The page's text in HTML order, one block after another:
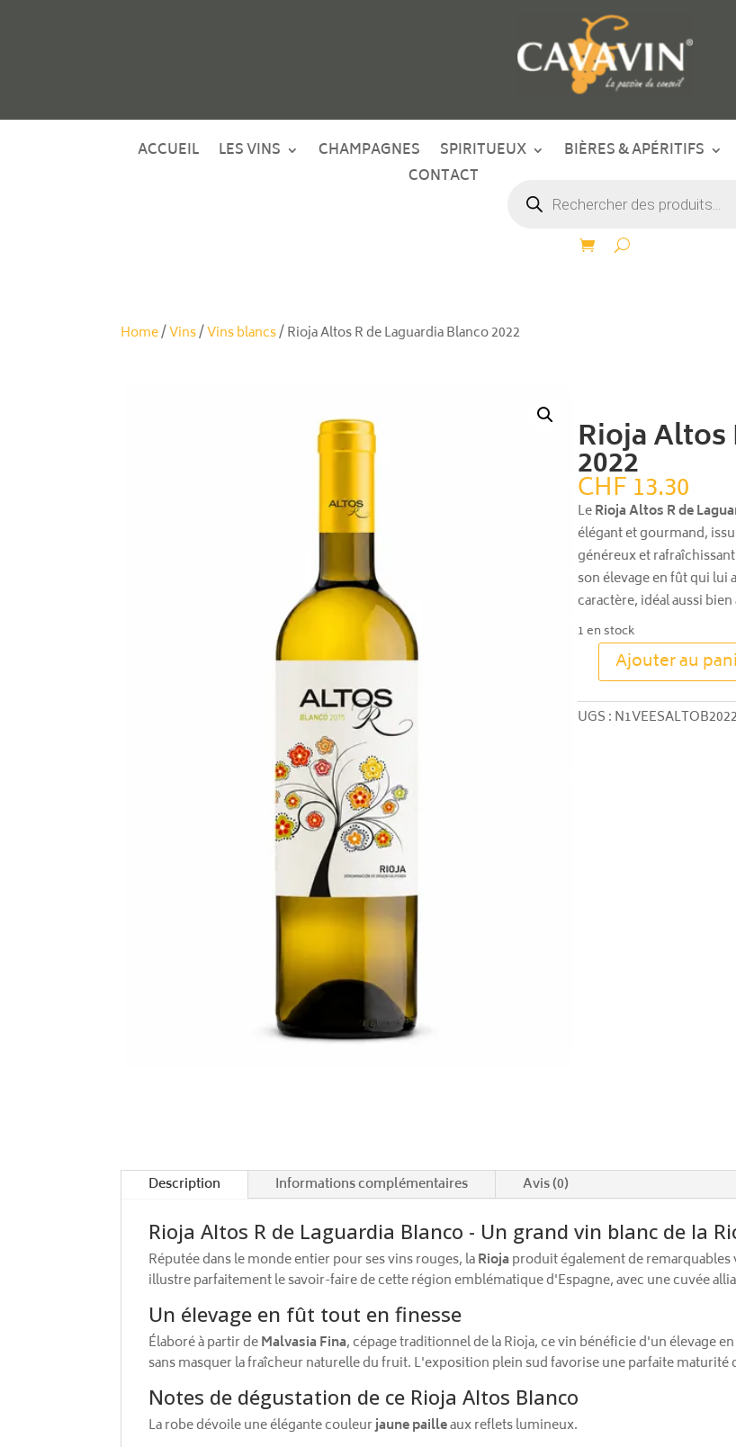
ACCUEIL LES VINS CHAMPAGNES SPIRITUEUX BIÈRES & APÉRITIFS
CONTACT
produits
Home/Vins/Vins blancs/ Rioja Altos R de Laguardia Blanco 2022
Rioja Altos
2022
CHF13.30
LeRioja Altos R de
élégant et gourmand,
généreux et
son élevage en fût qui lui
caractère, idéal aussi bien
1 en stock
quantité
Rioja
Ajouter au
UGS :
Description Informations complémentaires Avis (0)
Rioja Altos R de Laguardia Blanco - Un grand vin blanc de la
Réputée dans le monde entier pour ses vins rouges, laRiojaproduit également de remarquables
illustre parfaitement le savoir-faire de cette région emblématique d'Espagne, avec une cuvée
Un élevage en fût tout en finesse
Élaboré à partir deMalvasia Fina, cépage traditionnel de la Rioja, ce vin bénéficie d'un élevage
sans masquer la fraîcheur naturelle du fruit. L'exposition plein sud favorise une parfaite
Notes de dégustation de ce Rioja Altos Blanco
La robe dévoile une élégante couleurjaune pailleaux reflets lumineux.